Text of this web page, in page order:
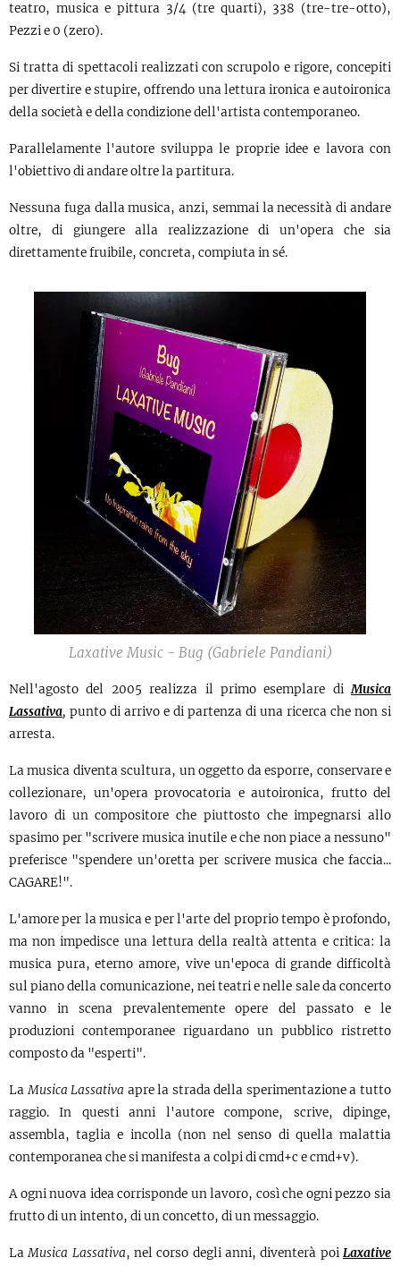
teatro, musica e pittura 3/4 (tre quarti), 338 (tre-tre-otto),
Pezzi e 0 (zero).
Si tratta di spettacoli realizzati con scrupolo e rigore, concepiti
per divertire e stupire, offrendo una lettura ironica e autoironica
della società e della condizione dell'artista contemporaneo.
Parallelamente l'autore sviluppa le proprie idee e lavora con
l'obiettivo di andare oltre la partitura.
Nessuna fuga dalla musica, anzi, semmai la necessità di andare
oltre, di giungere alla realizzazione di un'opera che sia
direttamente fruibile, concreta, compiuta in sé.
Laxative Music - Bug (Gabriele Pandiani)
Nell'agosto del 2005 realizza il primo esemplare diMusica
Lassativa, punto di arrivo e di partenza di una ricerca che non si
arresta.
La musica diventa scultura, un oggetto da esporre, conservare e
collezionare, un'opera provocatoria e autoironica, frutto del
lavoro di un compositore che piuttosto che impegnarsi allo
spasimo per "scrivere musica inutile e che non piace a nessuno"
preferisce "spendere un'oretta per scrivere musica che faccia...
CAGARE!".
L'amore per la musica e per l'arte del proprio tempo è profondo,
ma non impedisce una lettura della realtà attenta e critica: la
musica pura, eterno amore, vive un'epoca di grande difficoltà
sul piano della comunicazione, nei teatri e nelle sale da concerto
vanno in scena prevalentemente opere del passato e le
produzioni contemporanee riguardano un pubblico ristretto
composto da "esperti".
LaMusica Lassativa apre la strada della sperimentazione a tutto
raggio. In questi anni l'autore compone, scrive, dipinge,
assembla, taglia e incolla (non nel senso di quella malattia
contemporanea che si manifesta a colpi di cmd+c e cmd+v).
A ogni nuova idea corrisponde un lavoro, così che ogni pezzo sia
frutto di un intento, di un concetto, di un messaggio.
LaMusica Lassativa, nel corso degli anni, diventerà poiLaxative